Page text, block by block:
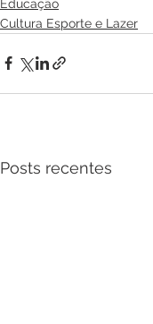
Educação
Cultura Esporte e Lazer
Posts recentes